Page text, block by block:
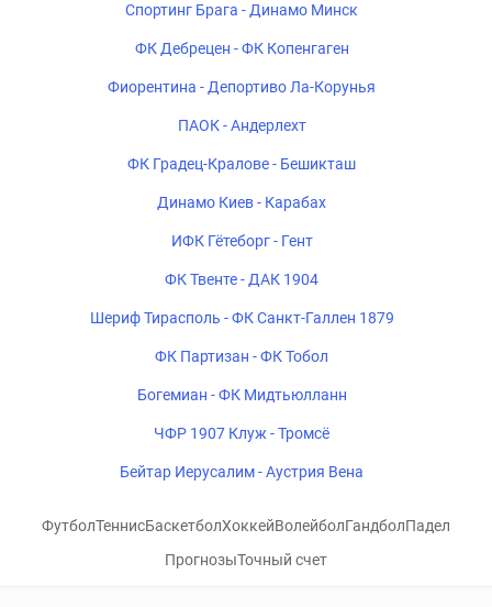
Спортинг Брага - Динамо Минск
ФК Дебрецен - ФК Копенгаген
Фиорентина - Депортиво Ла-Корунья
ПАОК - Андерлехт
ФК Градец-Кралове - Бешикташ
Динамо Киев - Карабах
ИФК Гётеборг - Гент
ФК Твенте - ДАК 1904
Шериф Тирасполь - ФК Санкт-Галлен 1879
ФК Партизан - ФК Тобол
Богемиан - ФК Мидтьюлланн
ЧФР 1907 Клуж - Тромсё
Бейтар Иерусалим - Аустрия Вена
ФутболТеннисБаскетболХоккейВолейболГандболПадел
ПрогнозыТочный счет